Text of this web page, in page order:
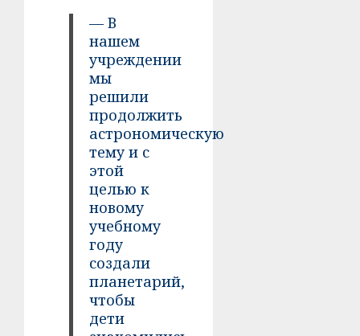
— В
нашем
учреждении
мы
решили
продолжить
астрономическую
тему и с
этой
целью к
новому
учебному
году
создали
планетарий,
чтобы
дети